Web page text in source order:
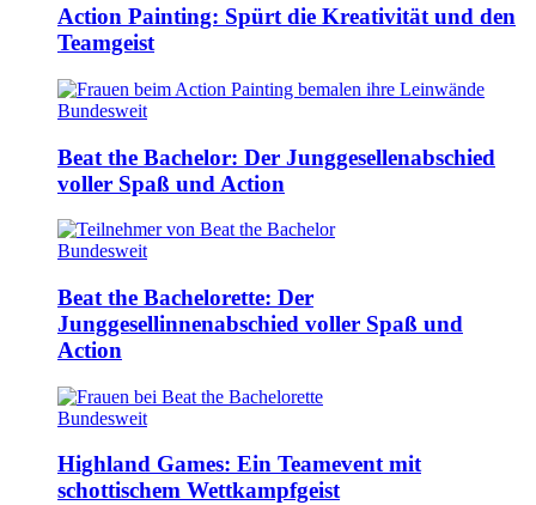
Action Painting: Spürt die Kreativität und den
Teamgeist
Bundesweit
Beat the Bachelor: Der Junggesellenabschied
voller Spaß und Action
Bundesweit
Beat the Bachelorette: Der
Junggesellinnenabschied voller Spaß und
Action
Bundesweit
Highland Games: Ein Teamevent mit
schottischem Wettkampfgeist